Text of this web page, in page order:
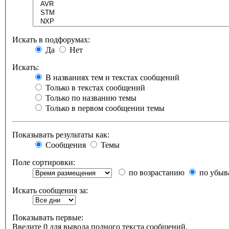
Искать в подфорумах:
Да
Нет
Искать:
В названиях тем и текстах сообщений
Только в текстах сообщений
Только по названию темы
Только в первом сообщении темы
Показывать результаты как:
Сообщения
Темы
Поле сортировки:
по возрастанию
по
Искать сообщения за:
Показывать первые:
Введите 0 для вывода полного текста сообщений.